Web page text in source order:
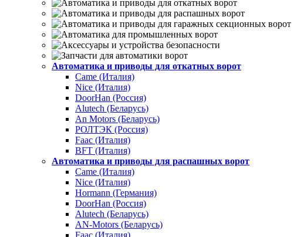
Автоматика и приводы для откатных ворот
Came (Италия)
Nice (Италия)
DoorHan (Россия)
Alutech (Беларусь)
An Motors (Беларусь)
РОЛТЭК (Россия)
Faac (Италия)
BFT (Италия)
Автоматика и приводы для распашных ворот
Came (Италия)
Nice (Италия)
Hormann (Германия)
DoorHan (Россия)
Alutech (Беларусь)
AN-Motors (Беларусь)